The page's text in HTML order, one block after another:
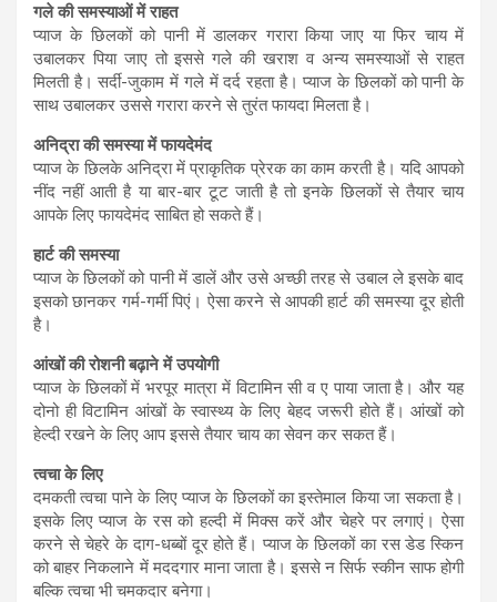
गले की समस्याओं में राहत
प्याज के छिलकों को पानी में डालकर गरारा किया जाए या फिर चाय में
उबालकर पिया जाए तो इससे गले की खराश व अन्य समस्याओं से राहत
मिलती है। सर्दी-जुकाम में गले में दर्द रहता है। प्याज के छिलकों को पानी के
साथ उबालकर उससे गरारा करने से तुरंत फायदा मिलता है।
अनिद्रा की समस्या में फायदेमंद
प्याज के छिलके अनिद्रा में प्राकृतिक प्रेरक का काम करती है। यदि आपको
नींद नहीं आती है या बार-बार टूट जाती है तो इनके छिलकों से तैयार चाय
आपके लिए फायदेमंद साबित हो सकते हैं।
हार्ट की समस्या
प्याज के छिलकों को पानी में डालें और उसे अच्छी तरह से उबाल ले इसके बाद
इसको छानकर गर्म-गर्मी पिएं। ऐसा करने से आपकी हार्ट की समस्या दूर होती
है।
आंखों की रोशनी बढ़ाने में उपयोगी
प्याज के छिलकों में भरपूर मात्रा में विटामिन सी व ए पाया जाता है। और यह
दोनो ही विटामिन आंखों के स्वास्थ्य के लिए बेहद जरूरी होते हैं। आंखों को
हेल्दी रखने के लिए आप इससे तैयार चाय का सेवन कर सकत हैं।
त्वचा के लिए
दमकती त्वचा पाने के लिए प्याज के छिलकों का इस्तेमाल किया जा सकता है।
इसके लिए प्याज के रस को हल्दी में मिक्स करें और चेहरे पर लगाएं। ऐसा
करने से चेहरे के दाग-धब्बों दूर होते हैं। प्याज के छिलकों का रस डेड स्किन
को बाहर निकलाने में मददगार माना जाता है। इससे न सिर्फ स्कीन साफ होगी
बल्कि त्वचा भी चमकदार बनेगा।